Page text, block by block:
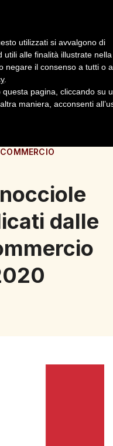
Registrazione
dalle
utilizzati si avvalgono di
alle finalità illustrate nella
negare il consenso a tutti o
.
pagina, cliccando su
maniera, acconsenti